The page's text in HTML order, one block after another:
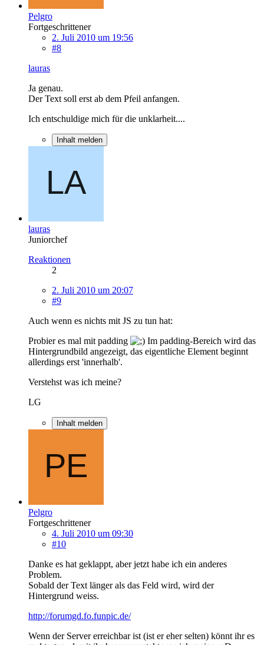
Pelgro
Fortgeschrittener
2. Juli 2010 um 19:56
#8
lauras
Ja genau.
Der Text soll erst ab dem Pfeil anfangen.
Ich entschuldige mich für die unklarheit....
Inhalt melden
lauras
Juniorchef
Reaktionen
2
2. Juli 2010 um 20:07
#9
Auch wenn es nichts mit JS zu tun hat:
Probier es mal mit padding
Im padding-Bereich wird das
Hintergrundbild angezeigt, das eigentliche Element beginnt
allerdings erst 'innerhalb'.
Verstehst was ich meine?
LG
Inhalt melden
Pelgro
Fortgeschrittener
4. Juli 2010 um 09:30
#10
Danke es hat geklappt, aber jetzt habe ich ein anderes
Problem.
Sobald der Text länger als das Feld wird, wird der
Hintergrund weiss.
http://forumgd.fo.funpic.de/
Wenn der Server erreichbar ist (ist er eher selten) könnt ihr es